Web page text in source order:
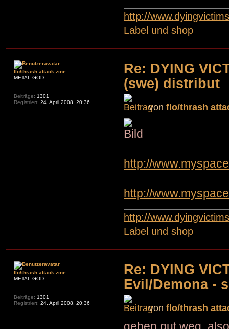
http://
Label und shop
Re: DYING
(swe) distribut
vonflo/thrash
http://
http://
http://
Label und shop
flo/thrash attack zine
METAL GOD
Beiträge: 1301
Registriert: 24. April 2008, 20:36
Re: DYING
Evil/Demona -
vonflo/thrash
flo/thrash attack zine
METAL GOD
Beiträge: 1301
Registriert: 24. April 2008, 20:36